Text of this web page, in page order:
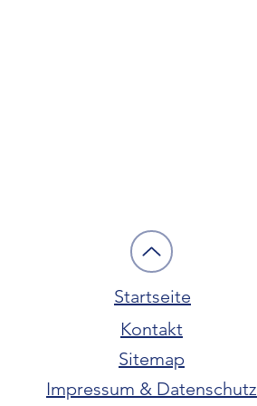
Startseite
Kontakt
Sitemap
Impressum & Datenschutz